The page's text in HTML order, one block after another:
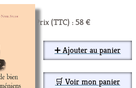
Prix (TTC) : 58 €
➕ Ajouter au panier
🛒 Voir mon panier